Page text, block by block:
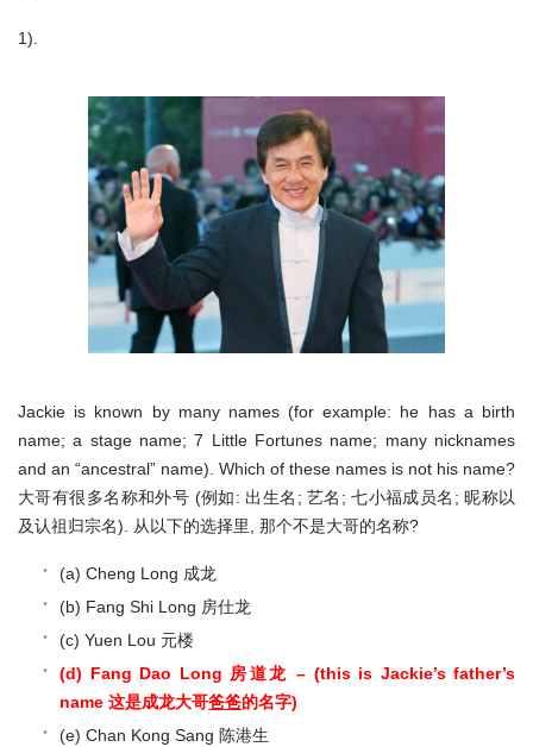
1).
Jackie is known by many names (for example: he has a birth
name; a stage name; 7 Little Fortunes name; many nicknames
and an “ancestral” name). Which of these names is not his name?
大哥有很多名称和外号 (例如: 出生名; 艺名; 七小福成员名; 昵称以
及认祖归宗名). 从以下的选择里, 那个不是大哥的名称?
(a) Cheng Long 成龙
(b) Fang Shi Long 房仕龙
(c) Yuen Lou 元楼
(d) Fang Dao Long 房道龙 – (this is Jackie’s father’s
name 这是成龙大哥爸爸的名字)
(e) Chan Kong Sang 陈港生